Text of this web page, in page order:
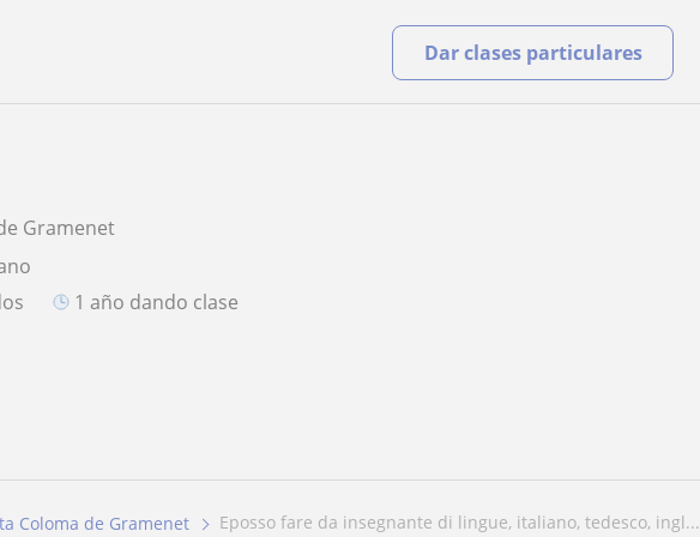
Dar clases particulares
Gramenet
1 año dando clase
Coloma de Gramenet eposso fare da insegnante di lingue, italiano, tedesco, ingl...